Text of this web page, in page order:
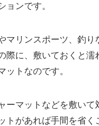
ョンです。
マリンスポーツ、釣り
際に、敷いておくと濡
ットなのです。
ーマットなどを敷いて
トがあれば手間を省く